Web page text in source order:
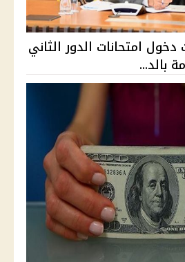
امتحانات الدور الثاني